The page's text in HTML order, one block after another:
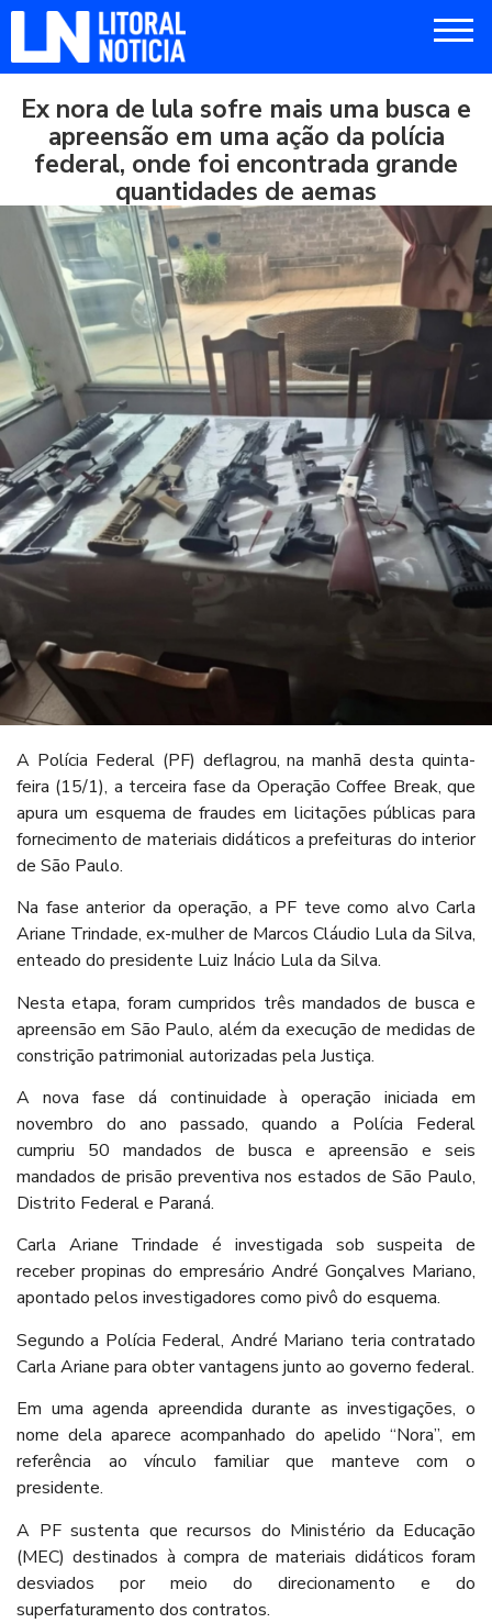
Ex nora de lula sofre mais uma busca e
apreensão em uma ação da polícia
federal, onde foi encontrada grande
quantidades de aemas
A Polícia Federal (PF) deflagrou, na manhã desta quinta-
feira (15/1), a terceira fase da Operação Coffee Break, que
apura um esquema de fraudes em licitações públicas para
fornecimento de materiais didáticos a prefeituras do interior
de São Paulo.
Na fase anterior da operação, a PF teve como alvo Carla
Ariane Trindade, ex-mulher de Marcos Cláudio Lula da Silva,
enteado do presidente Luiz Inácio Lula da Silva.
Nesta etapa, foram cumpridos três mandados de busca e
apreensão em São Paulo, além da execução de medidas de
constrição patrimonial autorizadas pela Justiça.
A nova fase dá continuidade à operação iniciada em
novembro do ano passado, quando a Polícia Federal
cumpriu 50 mandados de busca e apreensão e seis
mandados de prisão preventiva nos estados de São Paulo,
Distrito Federal e Paraná.
Carla Ariane Trindade é investigada sob suspeita de
receber propinas do empresário André Gonçalves Mariano,
apontado pelos investigadores como pivô do esquema.
Segundo a Polícia Federal, André Mariano teria contratado
Carla Ariane para obter vantagens junto ao governo federal.
Em uma agenda apreendida durante as investigações, o
nome dela aparece acompanhado do apelido “Nora”, em
referência ao vínculo familiar que manteve com o
presidente.
A PF sustenta que recursos do Ministério da Educação
(MEC) destinados à compra de materiais didáticos foram
desviados por meio do direcionamento e do
superfaturamento dos contratos.